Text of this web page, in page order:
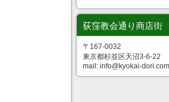
荻窪教会通り商店街
〒167-0032
東京都杉並区天沼3-6-22
mail: info@kyokai-dori.com